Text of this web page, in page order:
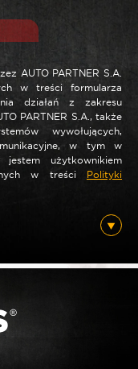
AUTO PARTNER S.A.
w treści formularza
działań z zakresu
PARTNER S.A., także
wywołujących,
w tym w
użytkownikiem
w treści Polityki